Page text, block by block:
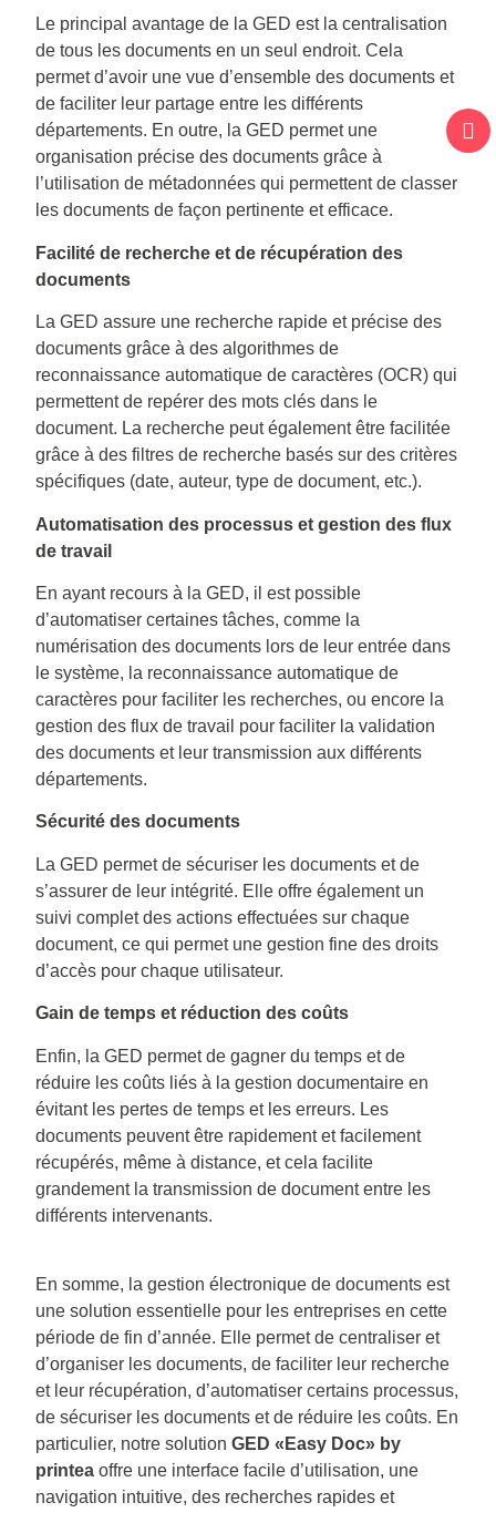
Le principal avantage de la GED est la centralisation
de tous les documents en un seul endroit. Cela
permet d’avoir une vue d’ensemble des documents et
de faciliter leur partage entre les différents
départements. En outre, la GED permet une
organisation précise des documents grâce à
l’utilisation de métadonnées qui permettent de classer
les documents de façon pertinente et efficace.
Facilité de recherche et de récupération des
documents
La GED assure une recherche rapide et précise des
documents grâce à des algorithmes de
reconnaissance automatique de caractères (OCR) qui
permettent de repérer des mots clés dans le
document. La recherche peut également être facilitée
grâce à des filtres de recherche basés sur des critères
spécifiques (date, auteur, type de document, etc.).
Automatisation des processus et gestion des flux
de travail
En ayant recours à la GED, il est possible
d’automatiser certaines tâches, comme la
numérisation des documents lors de leur entrée dans
le système, la reconnaissance automatique de
caractères pour faciliter les recherches, ou encore la
gestion des flux de travail pour faciliter la validation
des documents et leur transmission aux différents
départements.
Sécurité des documents
La GED permet de sécuriser les documents et de
s’assurer de leur intégrité. Elle offre également un
suivi complet des actions effectuées sur chaque
document, ce qui permet une gestion fine des droits
d’accès pour chaque utilisateur.
Gain de temps et réduction des coûts
Enfin, la GED permet de gagner du temps et de
réduire les coûts liés à la gestion documentaire en
évitant les pertes de temps et les erreurs. Les
documents peuvent être rapidement et facilement
récupérés, même à distance, et cela facilite
grandement la transmission de document entre les
différents intervenants.
En somme, la gestion électronique de documents est
une solution essentielle pour les entreprises en cette
période de fin d’année. Elle permet de centraliser et
d’organiser les documents, de faciliter leur recherche
et leur récupération, d’automatiser certains processus,
de sécuriser les documents et de réduire les coûts. En
particulier, notre solution GED «Easy Doc» by
printeaoffre une interface facile d’utilisation, une
navigation intuitive, des recherches rapides et